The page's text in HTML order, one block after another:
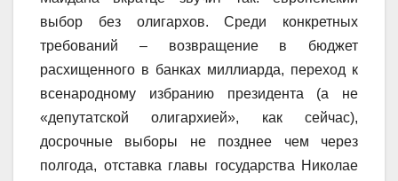
выбор без олигархов. Среди конкретных
требований – возвращение в бюджет
расхищенного в банках миллиарда, переход к
всенародному избранию президента (а не
«депутатской олигархией», как сейчас),
досрочные выборы не позднее чем через
полгода, отставка главы государства Николае